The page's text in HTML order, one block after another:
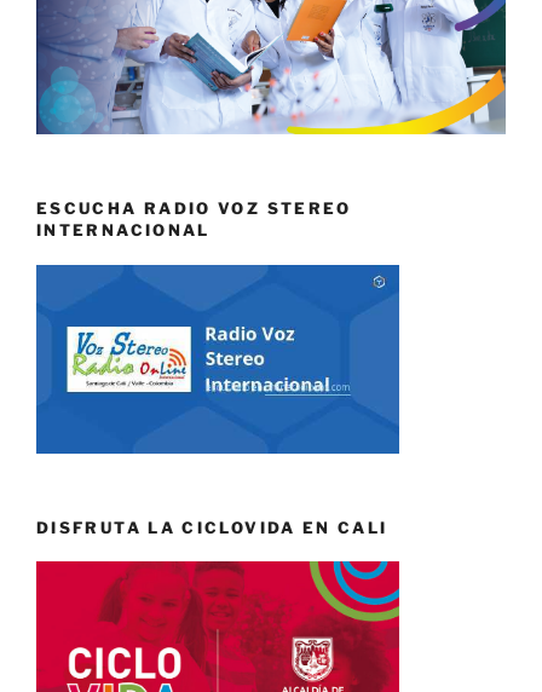
ESCUCHA RADIO VOZ STEREO
INTERNACIONAL
DISFRUTA LA CICLOVIDA EN CALI